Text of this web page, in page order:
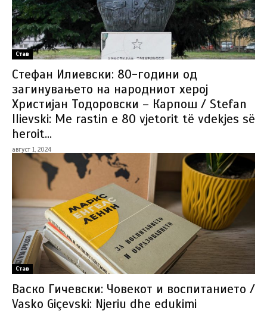
Став
Стефан Илиевски: 80-години од
загинувањето на народниот херој
Христијан Тодоровски – Карпош / Stefan
Ilievski: Me rastin e 80 vjetorit të vdekjes së
heroit...
август 1, 2024
Став
Васко Гичевски: Човекот и воспитанието /
Vasko Giçevski: Njeriu dhe edukimi